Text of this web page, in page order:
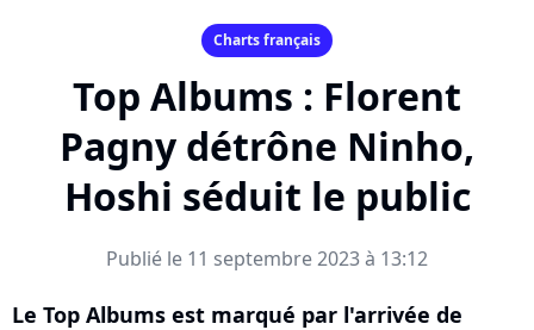
Charts français
Top Albums : Florent
Pagny détrône Ninho,
Hoshi séduit le public
Publié le 11 septembre 2023 à 13:12
Le Top Albums est marqué par l'arrivée de